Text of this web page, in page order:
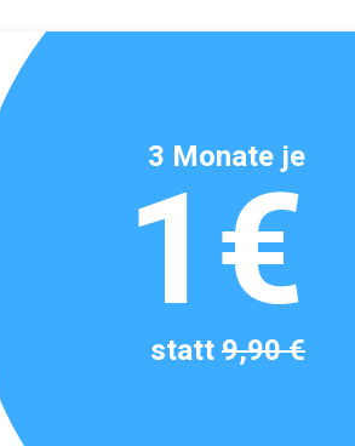
3 Monate je
1€
statt9,90 €